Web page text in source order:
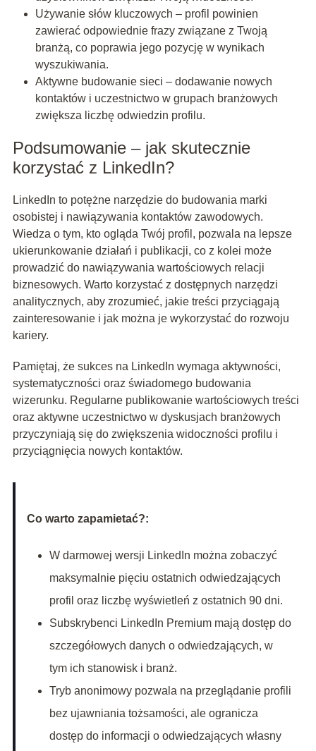
Używanie słów kluczowych – profil powinien
zawierać odpowiednie frazy związane z Twoją
branżą, co poprawia jego pozycję w wynikach
wyszukiwania.
Aktywne budowanie sieci – dodawanie nowych
kontaktów i uczestnictwo w grupach branżowych
zwiększa liczbę odwiedzin profilu.
Podsumowanie – jak skutecznie
korzystać z LinkedIn?
LinkedIn to potężne narzędzie do budowania marki
osobistej i nawiązywania kontaktów zawodowych.
Wiedza o tym, kto ogląda Twój profil, pozwala na lepsze
ukierunkowanie działań i publikacji, co z kolei może
prowadzić do nawiązywania wartościowych relacji
biznesowych. Warto korzystać z dostępnych narzędzi
analitycznych, aby zrozumieć, jakie treści przyciągają
zainteresowanie i jak można je wykorzystać do rozwoju
kariery.
Pamiętaj, że sukces na LinkedIn wymaga aktywności,
systematyczności oraz świadomego budowania
wizerunku. Regularne publikowanie wartościowych treści
oraz aktywne uczestnictwo w dyskusjach branżowych
przyczyniają się do zwiększenia widoczności profilu i
przyciągnięcia nowych kontaktów.
Co warto zapamietać?:
W darmowej wersji LinkedIn można zobaczyć
maksymalnie pięciu ostatnich odwiedzających
profil oraz liczbę wyświetleń z ostatnich 90 dni.
Subskrybenci LinkedIn Premium mają dostęp do
szczegółowych danych o odwiedzających, w
tym ich stanowisk i branż.
Tryb anonimowy pozwala na przeglądanie profili
bez ujawniania tożsamości, ale ogranicza
dostęp do informacji o odwiedzających własny